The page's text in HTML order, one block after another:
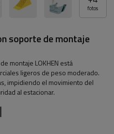
fotos
soporte de montaje
montaje LOKHEN está
ligeros de peso moderado.
impidiendo el movimiento del
al estacionar.